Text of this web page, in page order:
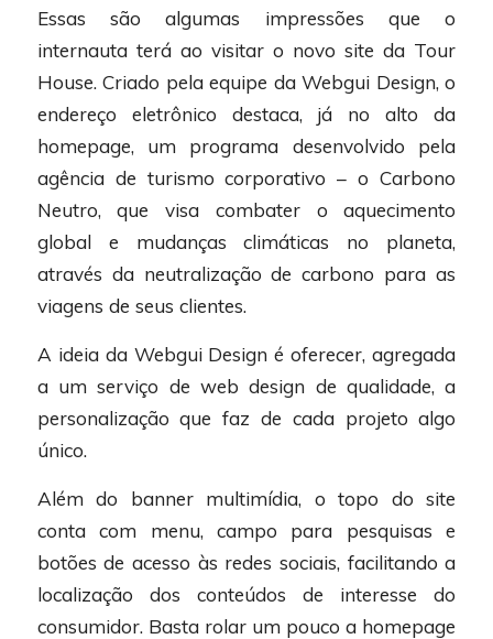
Essas são algumas impressões que o
internauta terá ao visitar o novo site da Tour
House. Criado pela equipe da Webgui Design, o
endereço eletrônico destaca, já no alto da
homepage, um programa desenvolvido pela
agência de turismo corporativo – o Carbono
Neutro, que visa combater o aquecimento
global e mudanças climáticas no planeta,
através da neutralização de carbono para as
viagens de seus clientes.
A ideia da Webgui Design é oferecer, agregada
a um serviço de web design de qualidade, a
personalização que faz de cada projeto algo
único.
Além do banner multimídia, o topo do site
conta com menu, campo para pesquisas e
botões de acesso às redes sociais, facilitando a
localização dos conteúdos de interesse do
consumidor. Basta rolar um pouco a homepage